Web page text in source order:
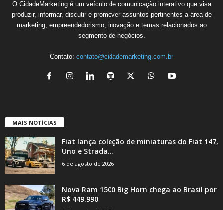
O CidadeMarketing é um veículo de comunicação interativo que visa
produzir, informar, discutir e promover assuntos pertinentes a área de
marketing, empreendedorismo, inovação e temas relacionados ao
segmento de negócios.
Contato: contato@cidademarketing.com.br
MAIS NOTÍCIAS
Fiat lança coleção de miniaturas do Fiat 147,
Uno e Strada...
6 de agosto de 2026
Nova Ram 1500 Big Horn chega ao Brasil por
R$ 449.990